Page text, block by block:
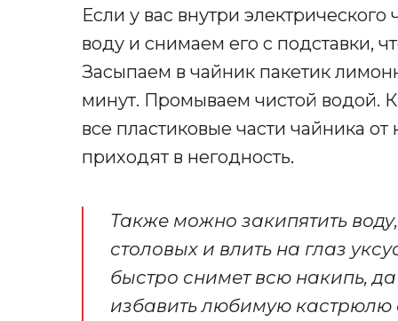
Если у вас внутри
воду и снимаем его с подставки,
Засыпаем в чайник пакетик
минут. Промываем чистой водой.
все пластиковые части чайника
приходят в негодность.
Также можно закипятить
столовых и влить на глаз
быстро снимет всю накипь,
избавить любимую кастрюлю